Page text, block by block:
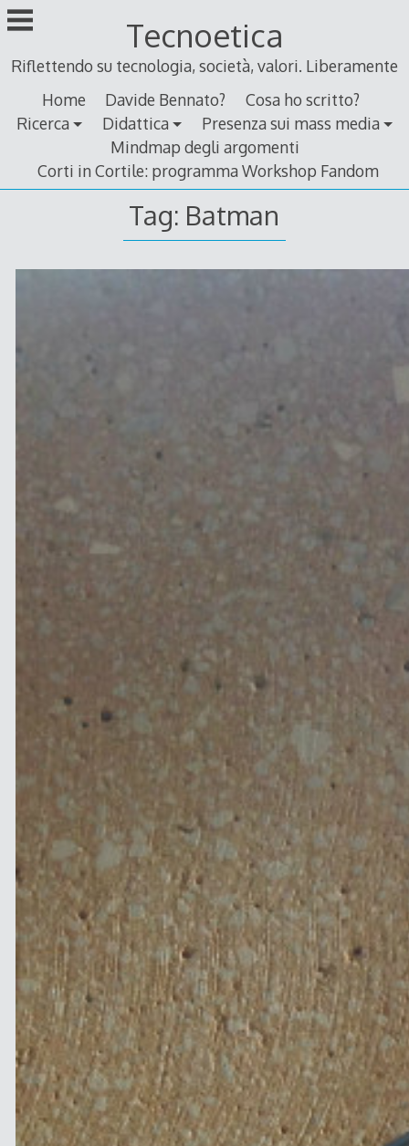
Skip
to
Tecnoetica
Riflettendo su tecnologia, società, valori. Liberamente
Home
Davide Bennato?
Cosa ho scritto?
Ricerca
Didattica
Presenza sui mass media
Mindmap degli argomenti
Corti in Cortile: programma Workshop Fandom
Tag: Batman